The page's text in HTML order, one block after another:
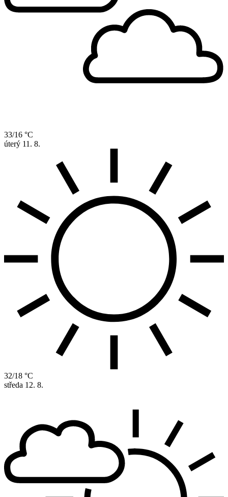
33/16 °C
úterý 11. 8.
32/18 °C
středa 12. 8.